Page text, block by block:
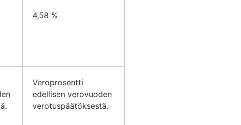
4,58 %
Veroprosentti
edellisen verovuoden
verotuspäätöksestä.